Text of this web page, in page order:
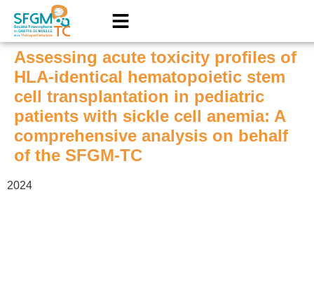
Assessing acute toxicity profiles of
HLA-identical hematopoietic stem
cell transplantation in pediatric
patients with sickle cell anemia: A
comprehensive analysis on behalf
of the SFGM-TC
2024